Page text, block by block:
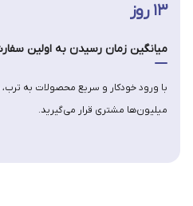
۱۳ روز
میانگین زمان رسیدن به اولین
با ورود خودکار و سریع محصولات به
میلیون‌ها مشتری قرار می‌گیرید.